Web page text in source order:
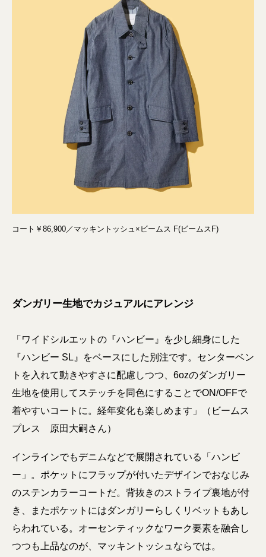
コート￥86,900／マッキントッシュ×ビームス F(ビームスF)
ダンガリー生地でカジュアルにアレンジ
「ワイドシルエットの『ハンビー』を少し細身にした
『ハンビー SL』をベースにした別注です。センターベン
トを入れて動きやすさに配慮しつつ、6ozのダンガリー
生地を使用してステッチを同色にすることでON/OFFで
着やすいコートに。経年変化も楽しめます」（ビームス
プレス 原田大嗣さん）
インラインでもデニムなどで展開されている「ハンビ
ー」。ポケットにフラップが付いたデザインでおなじみ
のステンカラーコートだ。背抜きのストライプ裏地が付
き、またポケットにはダンガリーらしくリベットもあし
らわれている。オーセンティックなワーク要素を融合し
つつも上品なのが、マッキントッシュならでは。